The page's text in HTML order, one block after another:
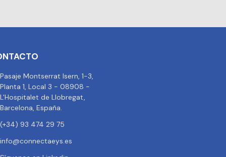
Pasaje Montserrat Isern, 1-3,
Planta 1, Local 3 - 08908 -
L'Hospitalet de Llobregat,
Barcelona, España.
(+34) 93 474 29 75
info@connectaeys.es